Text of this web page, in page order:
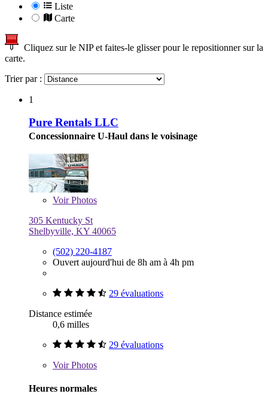
Liste
Carte
Cliquez sur le NIP et faites-le glisser pour le repositionner sur la
carte.
Trier par :
1
Pure Rentals LLC
Concessionnaire U-Haul dans le voisinage
VoirPhotos
305 Kentucky St
Shelbyville, KY 40065
(502) 220-4187
Ouvert aujourd'hui de 8h am à 4h pm
29 évaluations
Distance estimée
0,6 milles
29 évaluations
VoirPhotos
Heures normales